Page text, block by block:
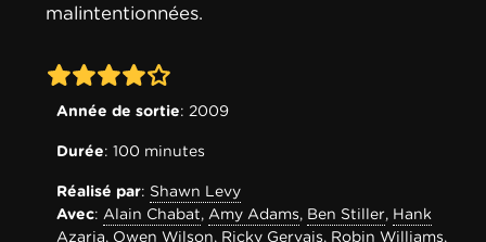
malintentionnées.
4-0Année de sortie: 2009
Durée: 100 minutes
Réalisé par: Shawn Levy
Avec: Alain Chabat, Amy Adams, Ben Stiller, Hank
Azaria, Owen Wilson, Ricky Gervais, Robin Williams,